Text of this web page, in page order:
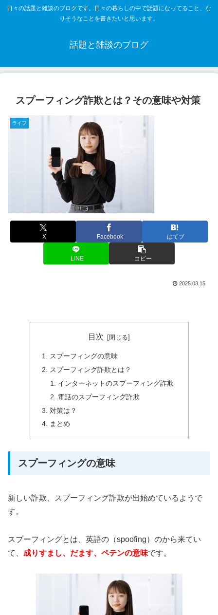
日々の話題と雑談のブログです。日々の暮らしの中で話題になってること、な
りそうなことを書きたいと思います。
話題と雑談のブログ
スプーフィング詐欺とは？その意味や対策
ライフ
X Facebook はてブ
LINE コピー
2025.03.15
目次
スプーフィングの意味
スプーフィング詐欺とは？
インターネットのスプーフィング詐欺
電話のスプーフィング詐欺
対策は？
まとめ
スプーフィングの意味
新しい詐欺、スプーフィング詐欺が出始めているようで
す。
スプーフィングとは、英語の（spoofing）のから来てい
て、 成りすまし、だます、ペテンの意味です。